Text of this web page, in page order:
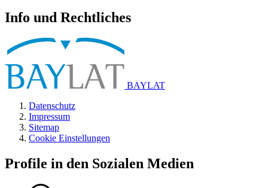
Info und Rechtliches
BAYLAT
Datenschutz
Impressum
Sitemap
Cookie Einstellungen
Profile in den Sozialen Medien